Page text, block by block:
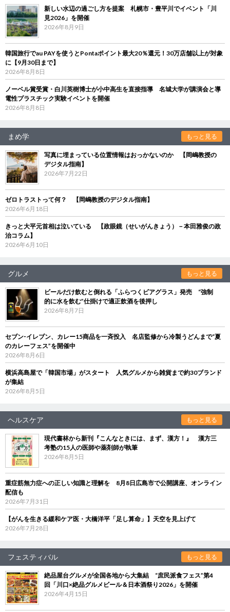
新しい水辺の過ごし方を提案 札幌市・豊平川でイベント「川
見2026」を開催
2026年8月9日
韓国旅行でau PAYを使うとPontaポイント最大20％還元！30万店舗以上が対象
に【9月30日まで】
2026年8月8日
ノーベル賞受賞・白川英樹博士が小中高生を直接指導 名城大学が講演会と導
電性プラスチック実験イベントを開催
2026年8月8日
まめ学 もっと見る
写真に埋まっている位置情報はおっかないのか 【岡嶋教授の
デジタル指南】
2026年7月22日
ゼロトラストって何？ 【岡嶋教授のデジタル指南】
2026年6月18日
きっと大平元首相は泣いている 【政眼鏡（せいがんきょう）－本田雅俊の政
治コラム】
2026年6月10日
グルメ もっと見る
ビールだけ飲むと倒れる「ふらつくビアグラス」発売 “強制
的に水を飲む”仕掛けで適正飲酒を後押し
2026年8月7日
セブン‐イレブン、カレー15商品を一斉投入 名店監修から冷製うどんまで“夏
のカレーフェス”を開催中
2026年8月6日
横浜高島屋で「韓国市場」がスタート 人気グルメから雑貨まで約30ブランド
が集結
2026年8月5日
ヘルスケア もっと見る
現代書林から新刊『こんなときには、まず、漢方！』 漢方三
考塾の15人の医師や薬剤師が執筆
2026年8月5日
重症筋無力症への正しい知識と理解を 8月8日広島市で公開講座、オンライン
配信も
2026年7月31日
【がんを生きる緩和ケア医・大橋洋平「足し算命」】天空を見上げて
2026年7月28日
フェスティバル もっと見る
絶品屋台グルメが全国各地から大集結 “庶民派食フェス”第4
回「川口×絶品グルメビール＆日本酒祭り2026」を開催
2026年4月15日